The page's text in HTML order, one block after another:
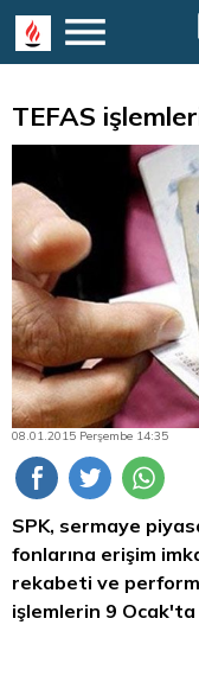
TEFAS
08.01.2015 Perşembe 14:35
SPK, sermaye
fonlarına erişim
rekabeti ve
işlemlerin 9 Ocak'ta